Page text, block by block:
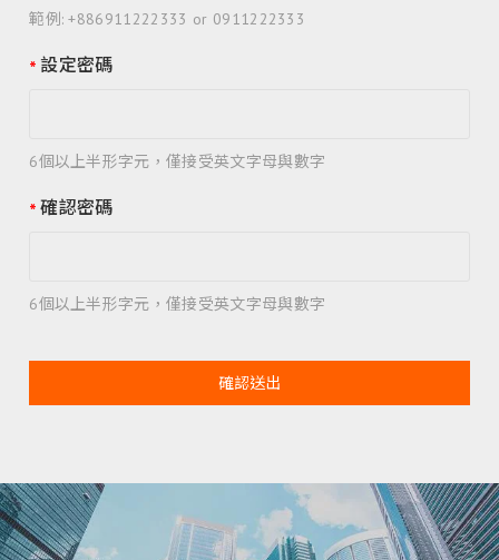
範例: +886911222333 or 0911222333
設定密碼
6個以上半形字元，僅接受英文字母與數字
確認密碼
6個以上半形字元，僅接受英文字母與數字
確認送出